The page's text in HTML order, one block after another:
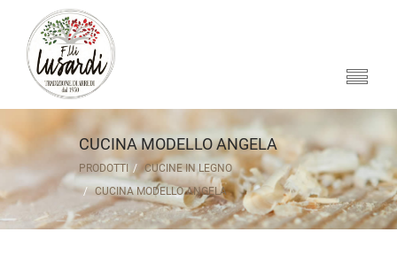
CUCINA MODELLO ANGELA
PRODOTTI
CUCINE IN LEGNO
CUCINA MODELLO ANGELA